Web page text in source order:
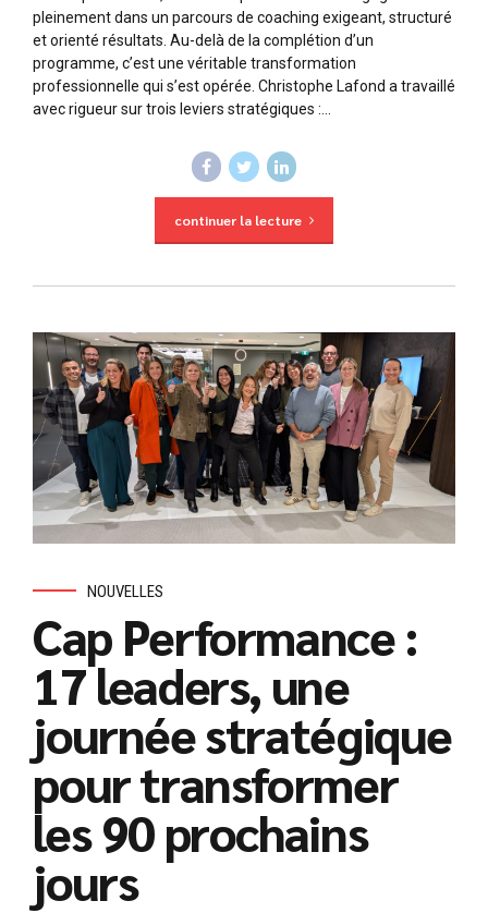
pleinement dans un parcours de coaching exigeant, structuré
et orienté résultats. Au-delà de la complétion d’un
programme, c’est une véritable transformation
professionnelle qui s’est opérée. Christophe Lafond a travaillé
avec rigueur sur trois leviers stratégiques :...
continuer la lecture
NOUVELLES
Cap Performance :
17 leaders, une
journée stratégique
pour transformer
les 90 prochains
jours